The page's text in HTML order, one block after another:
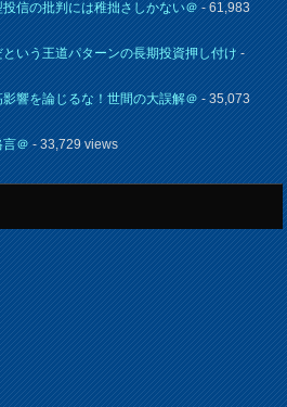
信の批判には稚拙さしかない＠- 61,983
いう王道パターンの長期投資押し付け-
響を論じるな！世間の大誤解＠- 35,073
言＠- 33,729 views